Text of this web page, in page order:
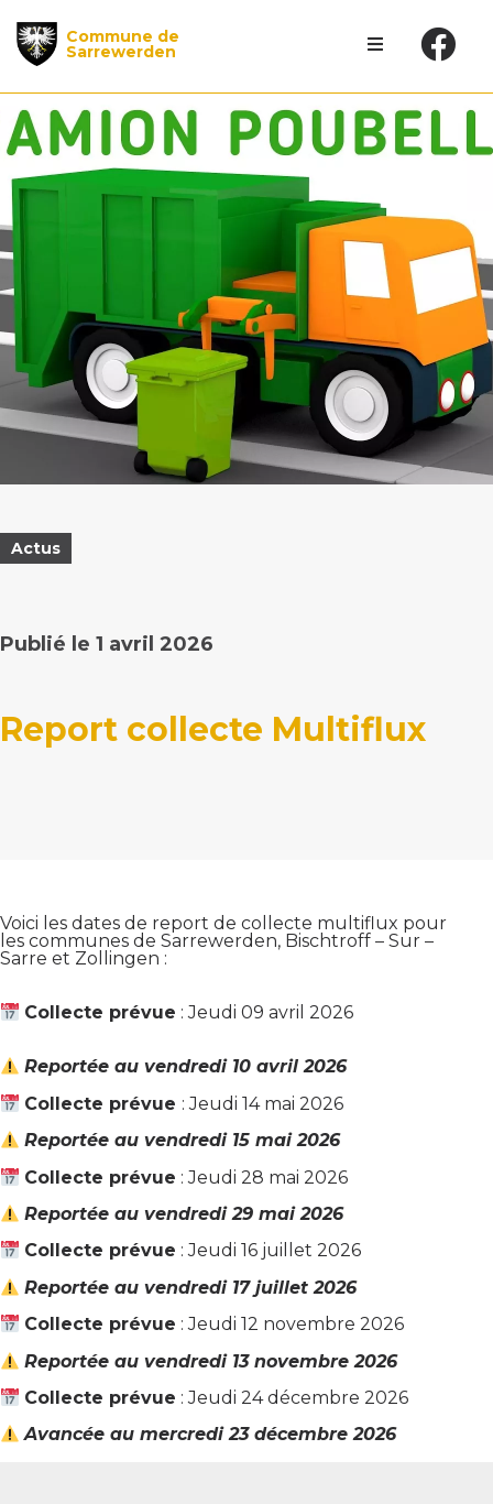
Commune de
Sarrewerden
Actus
Publié le 1 avril 2026
Report collecte Multiflux
Voici les dates de report de collecte multiflux pour
les communes de Sarrewerden, Bischtroff – Sur –
Sarre et Zollingen :
Collecte prévue : Jeudi 09 avril 2026
Reportée au vendredi 10 avril 2026
Collecte prévue : Jeudi 14 mai 2026
Reportée au vendredi 15 mai 2026
Collecte prévue : Jeudi 28 mai 2026
Reportée au vendredi 29 mai 2026
Collecte prévue : Jeudi 16 juillet 2026
Reportée au vendredi 17 juillet 2026
Collecte prévue : Jeudi 12 novembre 2026
Reportée au vendredi 13 novembre 2026
Collecte prévue : Jeudi 24 décembre 2026
Avancée au mercredi 23 décembre 2026